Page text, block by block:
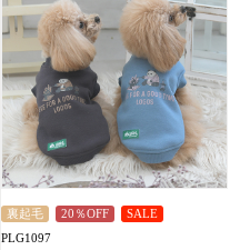
裏起毛 20％OFF SALE
PLG1097